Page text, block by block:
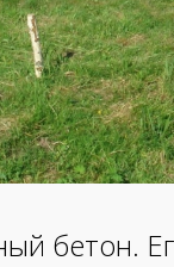
бетон.